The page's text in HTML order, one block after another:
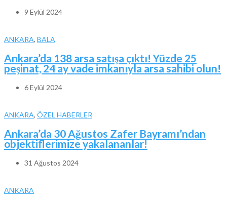
9 Eylül 2024
ANKARA, BALA
Ankara’da 138 arsa satışa çıktı! Yüzde 25
peşinat, 24 ay vade imkanıyla arsa sahibi olun!
6 Eylül 2024
ANKARA, ÖZEL HABERLER
Ankara’da 30 Ağustos Zafer Bayramı’ndan
objektiflerimize yakalananlar!
31 Ağustos 2024
ANKARA